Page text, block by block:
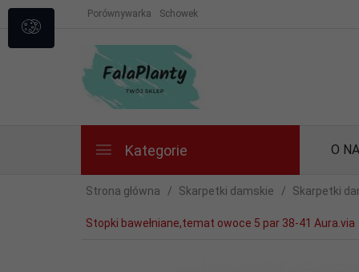
Porównywarka Schowek
Kategorie O
Strona główna Skarpetki damskie Skarpetki
Stopki bawełniane,temat owoce 5 par 38-41 Aura.via